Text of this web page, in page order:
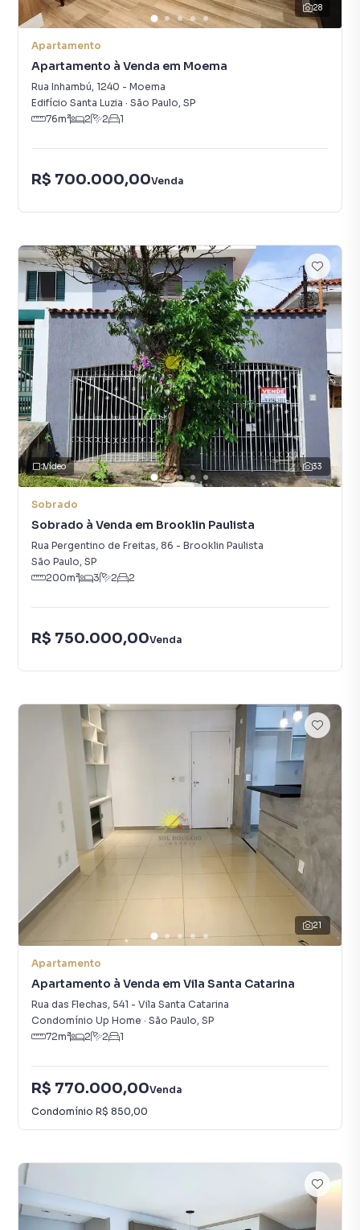
28
Apartamento
Apartamento à Venda em Moema
Rua Inhambú, 1240 - Moema
Edifício Santa Luzia · São Paulo, SP
76m² 2 2 1
R$ 700.000,00Venda
33
Vídeo
Sobrado
Sobrado à Venda em Brooklin Paulista
Rua Pergentino de Freitas, 86 - Brooklin Paulista
São Paulo, SP
200m² 3 2 2
R$ 750.000,00Venda
21
Apartamento
Apartamento à Venda em Vila Santa Catarina
Rua das Flechas, 541 - Vila Santa Catarina
Condomínio Up Home · São Paulo, SP
72m² 2 2 1
R$ 770.000,00Venda
Condomínio R$ 850,00